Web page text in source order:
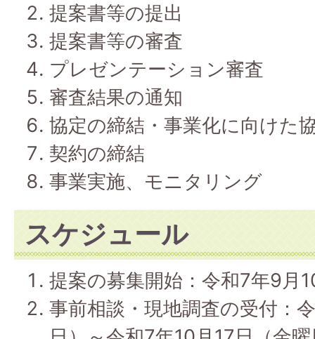
提案書等の提出
提案書等の審査
プレゼンテーション審査
審査結果の通知
協定の締結・事業化に向けた
契約の締結
事業実施、モニタリング
スケジュール
提案の募集開始：令和7年9月
事前相談・現地調査の受付：